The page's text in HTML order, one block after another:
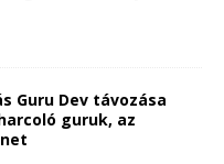
Guru Dev távozása
guruk, az